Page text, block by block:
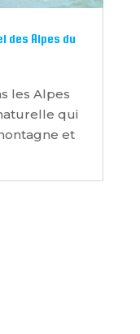
des Alpes du
les Alpes
qui
et